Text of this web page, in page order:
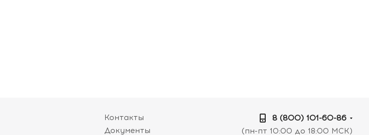
Контакты
Документы
8 (800) 101-60-86
(пн-пт 10:00 до 18:00 МСК)